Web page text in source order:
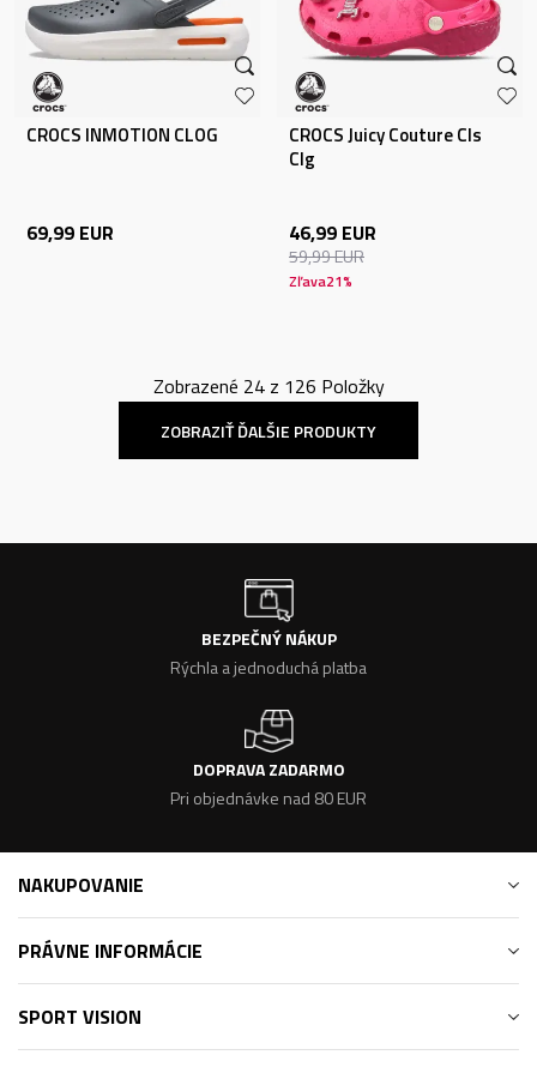
CROCS INMOTION CLOG
69,99 EUR
CROCS Juicy Couture Cls
Clg
46,99 EUR
59,99EUR
Zľava21%
Zobrazené 24z 126 Položky
ZOBRAZIŤ ĎALŠIE PRODUKTY
BEZPEČNÝ NÁKUP
Rýchla a jednoduchá platba
DOPRAVA ZADARMO
Pri objednávke nad 80 EUR
NAKUPOVANIE
PRÁVNE INFORMÁCIE
SPORT VISION